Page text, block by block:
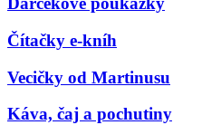
Čítačky e-kníh
Vecičky od Martinusu
Káva, čaj a pochutiny